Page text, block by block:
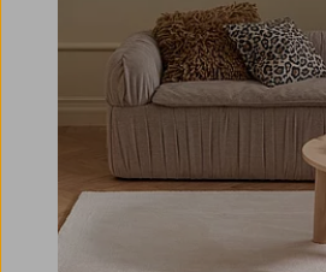
170X240200X300250X350300X400